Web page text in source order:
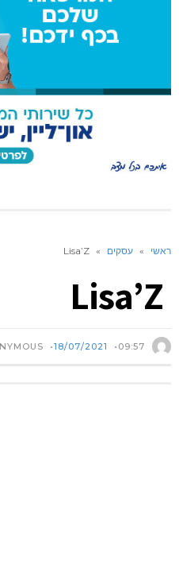
ראשי » עסקים »
Lisa’Z
Lisa’Z
18/07/2021 09:57